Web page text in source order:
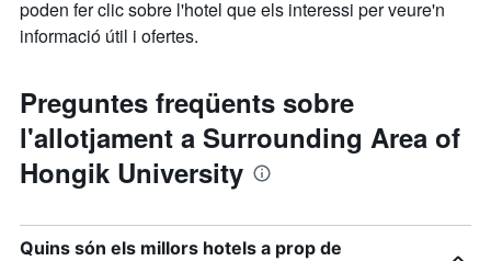
poden fer clic sobre l'hotel que els interessi per veure'n
informació útil i ofertes.
Preguntes freqüents sobre
l'allotjament a Surrounding Area of
Hongik University
Quins són els millors hotels a prop de